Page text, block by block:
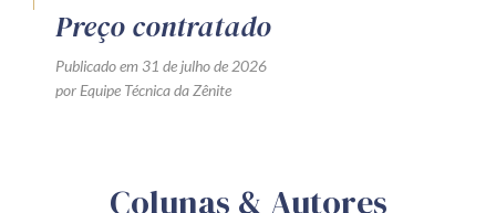
Preço contratado
Publicado em 31 de julho de 2026
por Equipe Técnica da Zênite
Colunas & Autores